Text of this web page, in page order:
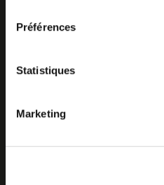
Préférences
Statistiques
Marketing